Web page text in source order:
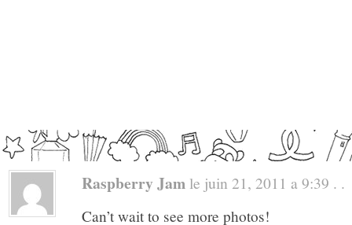
Raspberry Jam le juin 21, 2011 a 9:39 . .
Can’t wait to see more photos!